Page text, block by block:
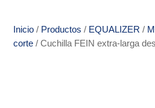
Inicio / Productos / EQUALIZER /
corte / Cuchilla FEIN extra-larga